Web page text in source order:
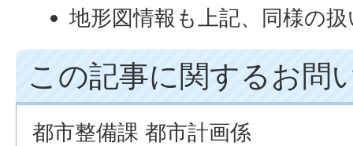
地形図情報も上記、同様の
この記事に関するお問
都市整備課 都市計画係